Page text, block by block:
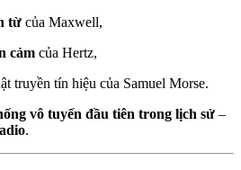
từ của Maxwell,
cảm của Hertz,
truyền tín hiệu của Samuel Morse.
vô tuyến đầu tiên trong lịch sử –
.